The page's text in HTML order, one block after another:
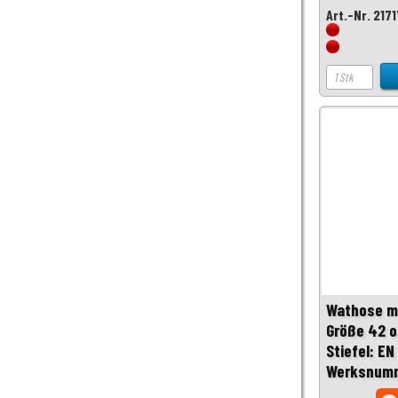
Art.-Nr.
Wathose
Größe 42
Stiefel: EN